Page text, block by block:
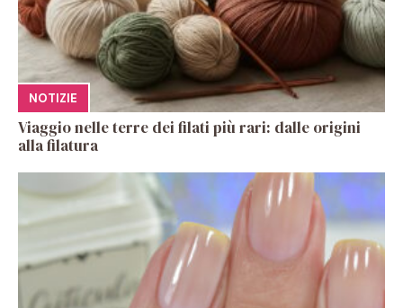
NOTIZIE
Viaggio nelle terre dei filati più rari: dalle origini
alla filatura